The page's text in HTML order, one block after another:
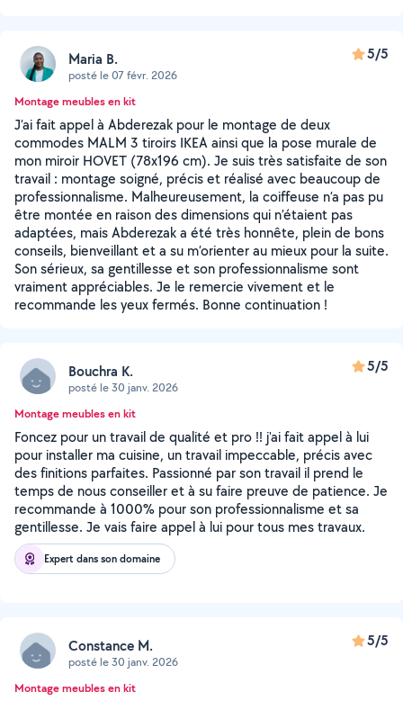
Maria B.
posté le 07 févr. 2026
5/5
Montage meubles en kit
J’ai fait appel à Abderezak pour le montage de deux
commodes MALM 3 tiroirs IKEA ainsi que la pose murale de
mon miroir HOVET (78x196 cm). Je suis très satisfaite de son
travail : montage soigné, précis et réalisé avec beaucoup de
professionnalisme. Malheureusement, la coiffeuse n’a pas pu
être montée en raison des dimensions qui n’étaient pas
adaptées, mais Abderezak a été très honnête, plein de bons
conseils, bienveillant et a su m’orienter au mieux pour la suite.
Son sérieux, sa gentillesse et son professionnalisme sont
vraiment appréciables. Je le remercie vivement et le
recommande les yeux fermés. Bonne continuation !
Bouchra K.
posté le 30 janv. 2026
5/5
Montage meubles en kit
Foncez pour un travail de qualité et pro !! j'ai fait appel à lui
pour installer ma cuisine, un travail impeccable, précis avec
des finitions parfaites. Passionné par son travail il prend le
temps de nous conseiller et à su faire preuve de patience. Je
recommande à 1000% pour son professionnalisme et sa
gentillesse. Je vais faire appel à lui pour tous mes travaux.
Expert dans son domaine
Constance M.
posté le 30 janv. 2026
5/5
Montage meubles en kit